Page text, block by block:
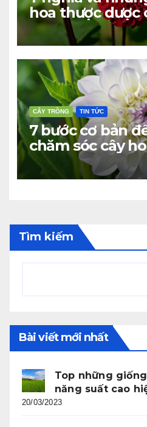
hoa thược dược
CÂY TRỒNG TIN TỨC
7 bước cơ bản
chăm sóc cây
ra bông đúng tết
Tìm kiếm
Bài viết mới nhất
Top những
năng suất cao
20/03/2023